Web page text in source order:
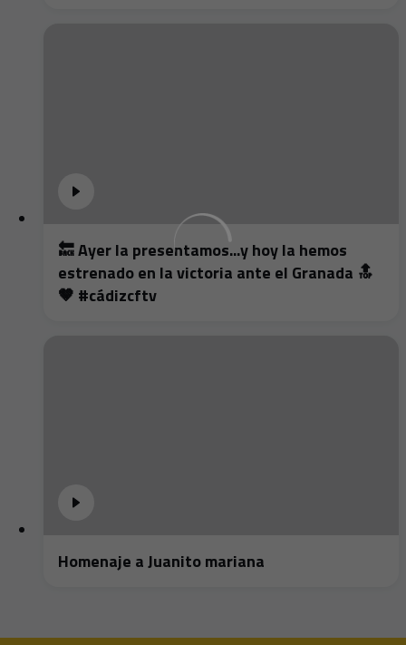
🔙 Ayer la presentamos...y hoy la hemos
estrenado en la victoria ante el Granada 🔝
🤎 #cádizcftv
Homenaje a Juanito mariana